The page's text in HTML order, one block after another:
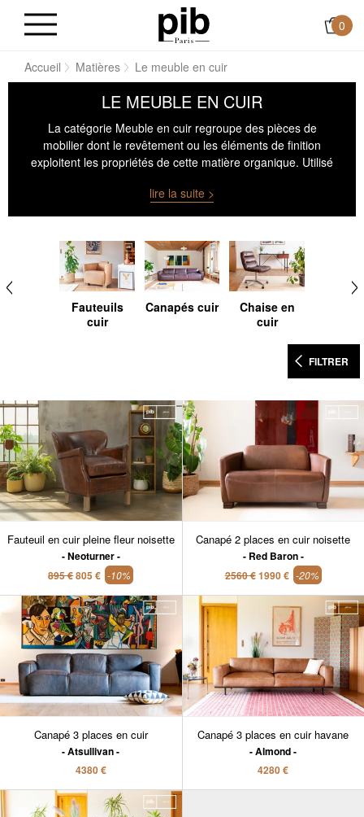
0
Accueil Matières Le meuble en cuir
LE MEUBLE EN CUIR
La catégorie Meuble en cuir regroupe des pièces de
mobilier dont le revêtement ou les éléments de finition
exploitent les propriétés de cette matière organique. Utilisé
contact souple, évolutif et visible. Sa teinte, sa texture et sa
patine varient selon l’usage et la lumière. Ce matériau se
volumes selon la tension de pose. L’intégration du cuir dans
un agencement demande une lecture précise des usages,
des fréquences de contact et des contrastes avec les
autres surfaces.
lire la suite >
Fauteuils
cuir
Canapés cuir
Chaise en
cuir
FILTRER
Fauteuil en cuir pleine fleur noisette
Neoturner
895 €805 € -10%
Canapé 2 places en cuir noisette
Red Baron
2560 €1990 € -20%
Canapé 3 places en cuir
Atsullivan
4380 €
Canapé 3 places en cuir havane
Almond
4280 €